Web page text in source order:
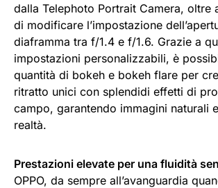
dalla Telephoto Portrait Camera, oltre
di modificare l’impostazione
diaframma tra f/1.4 e f/1.6. Grazie a
impostazioni personalizzabili, è
quantità di bokeh e bokeh flare per
ritratto unici con splendidi effetti di
campo, garantendo immagini naturali
realtà.
Prestazioni elevate per una fluidità
OPPO, da sempre all’avanguardia